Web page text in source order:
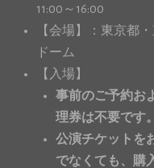
11:00～16:00
【会場】：東京都
ドーム
【入場】
事前のご予約お
理券は不要です。
公演チケットを
でなくても、購